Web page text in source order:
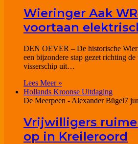
Wieringer Aak
voortaan
DEN OEVER – De historische
een bijzondere stap gezet richting
visserschip uit…
Lees Meer »
Hollands Kroonse Uitdaging
De Meerpeen - Alexander Bügel7
Vrijwilligers
op in Kreileroord